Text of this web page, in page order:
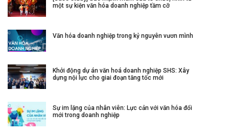
một sự kiện văn hóa doanh nghiệp tầm cỡ
Văn hóa doanh nghiệp trong kỷ nguyên vươn mình
Khởi động dự án văn hoá doanh nghiệp SHS: Xây
dựng nội lực cho giai đoạn tăng tốc mới
Sự im lặng của nhân viên: Lực cản với văn hóa đổi
mới trong doanh nghiệp